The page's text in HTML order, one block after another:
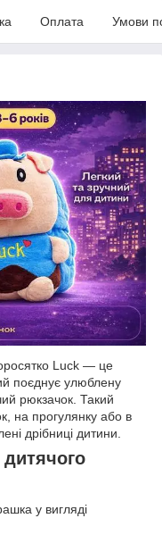
Оплата Умови
Luck — це
поєднує улюблену
рюкзачок. Такий
на прогулянку або в
дрібниці дитини.
у вигляді